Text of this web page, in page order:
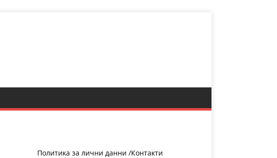
Политика за лични данни /Контакти